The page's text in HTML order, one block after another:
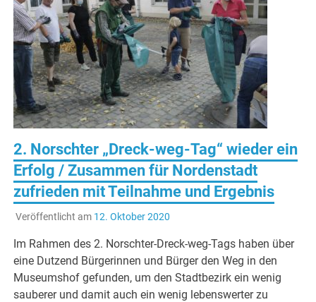
2. Norschter „Dreck-weg-Tag“ wieder ein
Erfolg / Zusammen für Nordenstadt
zufrieden mit Teilnahme und Ergebnis
Veröffentlicht am 12. Oktober 2020
Im Rahmen des 2. Norschter-Dreck-weg-Tags haben über
eine Dutzend Bürgerinnen und Bürger den Weg in den
Museumshof gefunden, um den Stadtbezirk ein wenig
sauberer und damit auch ein wenig lebenswerter zu